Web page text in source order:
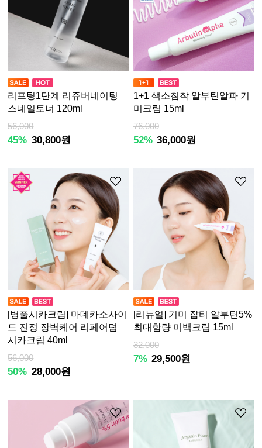
리프팅1단계 리쥬버네이팅
스네일토너 120ml
56,000
45% 30,800원
1+1 색소침착 알부틴알파 기
미크림 15ml
76,000
52% 36,000원
[병풀시카크림] 마데카소사이
드 진정 장벽케어 리페어덤
시카크림 40ml
56,000
50% 28,000원
[리뉴얼] 기미 잡티 알부틴5%
최대함량 미백크림 15ml
32,000
7% 29,500원